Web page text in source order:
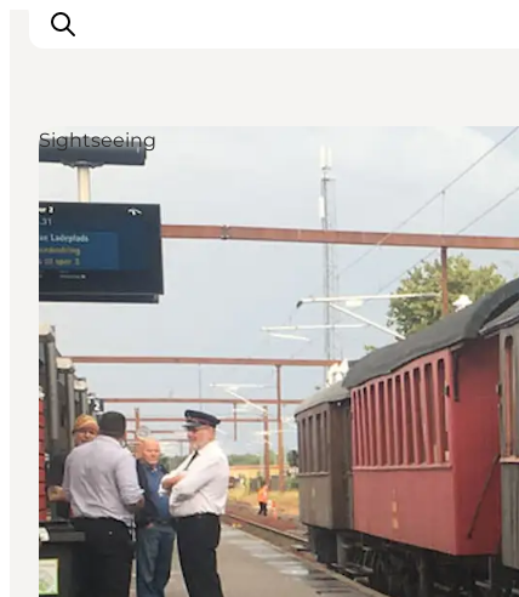
Ispirazioni
Dove andare
Cosa fare
Dove dormire
Pianifica il viaggio
Sightseeing